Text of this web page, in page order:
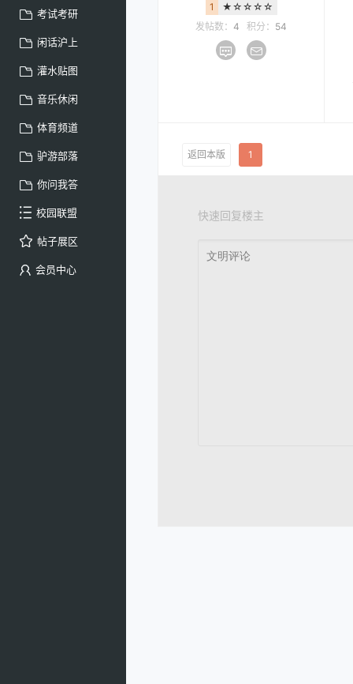
考试考研
闲话沪上
灌水贴图
音乐休闲
体育频道
驴游部落
你问我答
校园联盟
帖子展区
会员中心
1
★☆☆☆☆
发帖数： 4 积分： 54
返回本版 1
快速回复楼主